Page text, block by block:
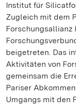
Institut für
Zugleich mit dem
beigetreten. Das
Aktivitäten von
gemeinsam die
Pariser
Umgangs mit den